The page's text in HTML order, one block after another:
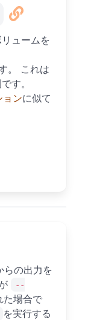
ュームを
。 これは
す。
ョンに似て
らの出力を
--
た場合で
を実行する